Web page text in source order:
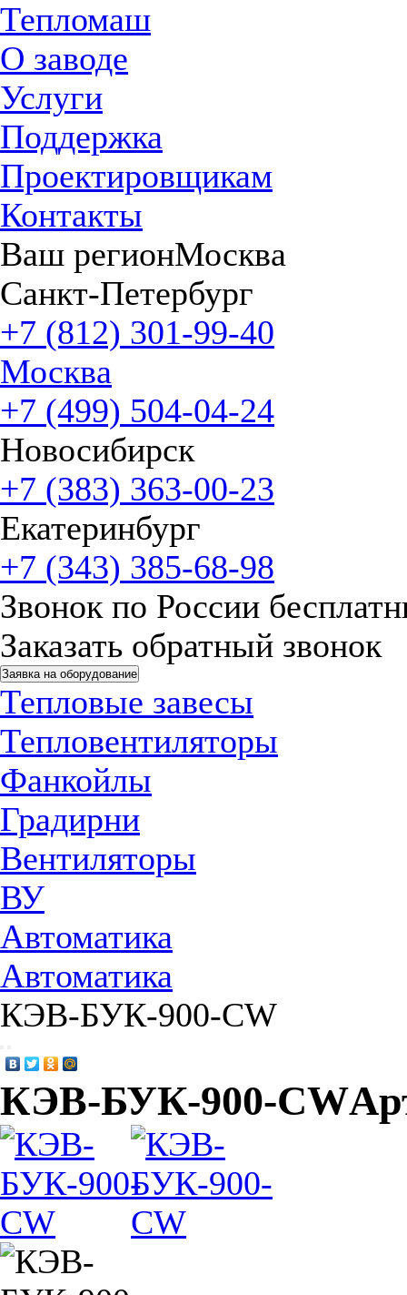
Тепломаш
О заводе
Услуги
Поддержка
Проектировщикам
Контакты
Ваш регионМосква
Санкт-Петербург
+7 (812) 301-99-40
Москва
+7 (499) 504-04-24
Новосибирск
+7 (383) 363-00-23
Екатеринбург
+7 (343) 385-68-98
Звонок по России
Заказать обратный звонок
Заявка на оборудование
Тепловые завесы
Тепловентиляторы
Фанкойлы
Градирни
Вентиляторы
ВУ
Автоматика
Автоматика
КЭВ-БУК-900-CW
КЭВ-БУК-900-CW